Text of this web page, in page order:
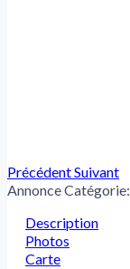
PrécédentSuivant
Annonce Catégorie:
Description
Photos
Carte